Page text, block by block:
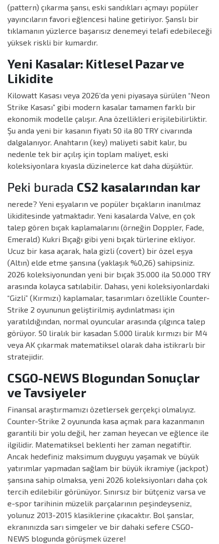
(pattern) çıkarma şansı, eski sandıkları açmayı popüler
yayıncıların favori eğlencesi haline getiriyor. Şanslı bir
tıklamanın yüzlerce başarısız denemeyi telafi edebileceği
yüksek riskli bir kumardır.
Yeni Kasalar: Kitlesel Pazar ve
Likidite
Kilowatt Kasası veya 2026’da yeni piyasaya sürülen “Neon
Strike Kasası” gibi modern kasalar tamamen farklı bir
ekonomik modelle çalışır. Ana özellikleri erişilebilirliktir.
Şu anda yeni bir kasanın fiyatı 50 ila 80 TRY civarında
dalgalanıyor. Anahtarın (key) maliyeti sabit kalır, bu
nedenle tek bir açılış için toplam maliyet, eski
koleksiyonlara kıyasla düzinelerce kat daha düşüktür.
Peki burada CS2 kasalarından kar
nerede? Yeni eşyaların ve popüler bıçakların inanılmaz
likiditesinde yatmaktadır. Yeni kasalarda Valve, en çok
talep gören bıçak kaplamalarını (örneğin Doppler, Fade,
Emerald) Kukri Bıçağı gibi yeni bıçak türlerine ekliyor.
Ucuz bir kasa açarak, hala gizli (covert) bir özel eşya
(Altın) elde etme şansına (yaklaşık %0,26) sahipsiniz.
2026 koleksiyonundan yeni bir bıçak 35.000 ila 50.000 TRY
arasında kolayca satılabilir. Dahası, yeni koleksiyonlardaki
“Gizli” (Kırmızı) kaplamalar, tasarımları özellikle Counter-
Strike 2 oyununun geliştirilmiş aydınlatması için
yaratıldığından, normal oyuncular arasında çılgınca talep
görüyor. 50 liralık bir kasadan 5.000 liralık kırmızı bir M4
veya AK çıkarmak matematiksel olarak daha istikrarlı bir
stratejidir.
CSGO-NEWS Blogundan Sonuçlar
ve Tavsiyeler
Finansal araştırmamızı özetlersek gerçekçi olmalıyız.
Counter-Strike 2 oyununda kasa açmak para kazanmanın
garantili bir yolu değil, her zaman heyecan ve eğlence ile
ilgilidir. Matematiksel beklenti her zaman negatiftir.
Ancak hedefiniz maksimum duyguyu yaşamak ve büyük
yatırımlar yapmadan sağlam bir büyük ikramiye (jackpot)
şansına sahip olmaksa, yeni 2026 koleksiyonları daha çok
tercih edilebilir görünüyor. Sınırsız bir bütçeniz varsa ve
e-spor tarihinin müzelik parçalarının peşindeyseniz,
yolunuz 2013-2015 klasiklerine çıkacaktır. Bol şanslar,
ekranınızda sarı simgeler ve bir dahaki sefere CSGO-
NEWS blogunda görüşmek üzere!